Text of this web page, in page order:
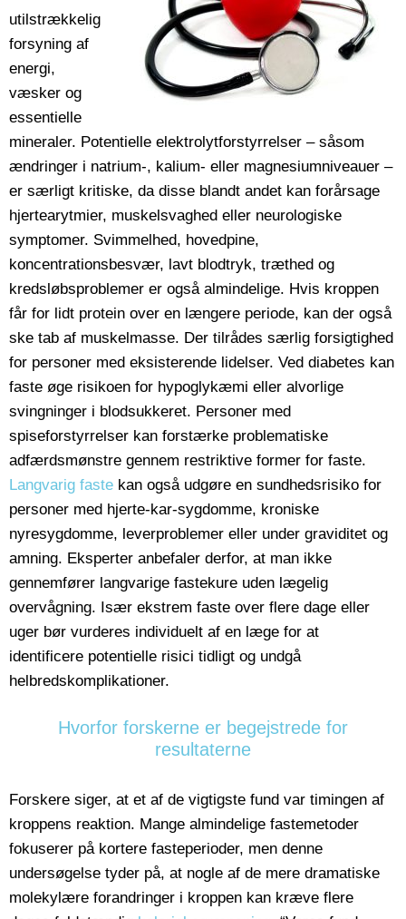
utilstrækkelig
forsyning af
energi,
væsker og
essentielle
mineraler. Potentielle elektrolytforstyrrelser – såsom
ændringer i natrium-, kalium- eller magnesiumniveauer –
er særligt kritiske, da disse blandt andet kan forårsage
hjertearytmier, muskelsvaghed eller neurologiske
symptomer. Svimmelhed, hovedpine,
koncentrationsbesvær, lavt blodtryk, træthed og
kredsløbsproblemer er også almindelige. Hvis kroppen
får for lidt protein over en længere periode, kan der også
ske tab af muskelmasse. Der tilrådes særlig forsigtighed
for personer med eksisterende lidelser. Ved diabetes kan
faste øge risikoen for hypoglykæmi eller alvorlige
svingninger i blodsukkeret. Personer med
spiseforstyrrelser kan forstærke problematiske
adfærdsmønstre gennem restriktive former for faste.
Langvarig faste kan også udgøre en sundhedsrisiko for
personer med hjerte-kar-sygdomme, kroniske
nyresygdomme, leverproblemer eller under graviditet og
amning. Eksperter anbefaler derfor, at man ikke
gennemfører langvarige fastekure uden lægelig
overvågning. Især ekstrem faste over flere dage eller
uger bør vurderes individuelt af en læge for at
identificere potentielle risici tidligt og undgå
helbredskomplikationer.
Hvorfor forskerne er begejstrede for
resultaterne
Forskere siger, at et af de vigtigste fund var timingen af
kroppens reaktion. Mange almindelige fastemetoder
fokuserer på kortere fasteperioder, men denne
undersøgelse tyder på, at nogle af de mere dramatiske
molekylære forandringer i kroppen kan kræve flere